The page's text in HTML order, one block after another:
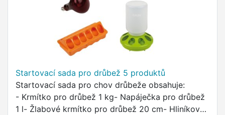
Startovací sada pro drůbež 5 produktů
Startovací sada pro chov drůbeže obsahuje:
- Krmítko pro drůbež 1 kg- Napáječka pro drůbež
1 l- Žlabové krmítko pro drůbež 20 cm- Hliníková